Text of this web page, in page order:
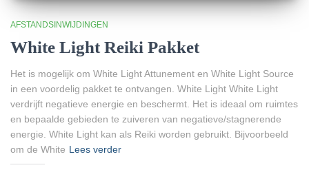
AFSTANDSINWIJDINGEN
White Light Reiki Pakket
Het is mogelijk om White Light Attunement en White Light Source
in een voordelig pakket te ontvangen. White Light White Light
verdrijft negatieve energie en beschermt. Het is ideaal om ruimtes
en bepaalde gebieden te zuiveren van negatieve/stagnerende
energie. White Light kan als Reiki worden gebruikt. Bijvoorbeeld
om de White Lees verder